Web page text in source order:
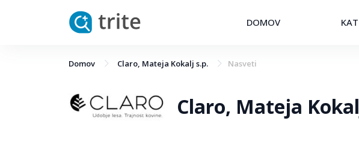
DOMOV
Domov Claro, Mateja Kokalj s.p. Nasveti
Claro, Mateja